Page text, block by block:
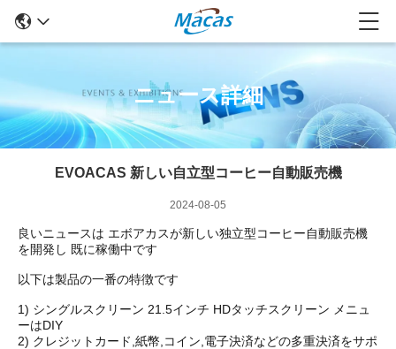
ニュース詳細
EVOACAS 新しい自立型コーヒー自動販売機
2024-08-05
良いニュースは エボアカスが新しい独立型コーヒー自動販売機
を開発し 既に稼働中です
以下は製品の一番の特徴です
1) シングルスクリーン 21.5インチ HDタッチスクリーン メニュ
ーはDIY
2) クレジットカード,紙幣,コイン,電子決済などの多重決済をサポ